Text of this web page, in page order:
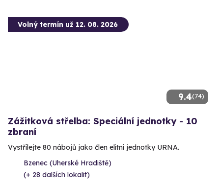
9.4(74)
Volný termín už 12. 08. 2026
Zážitková střelba: Speciální jednotky - 10
zbraní
Vystřílejte 80 nábojů jako člen elitní jednotky URNA.
Bzenec (Uherské Hradiště)
(+ 28 dalších lokalit)